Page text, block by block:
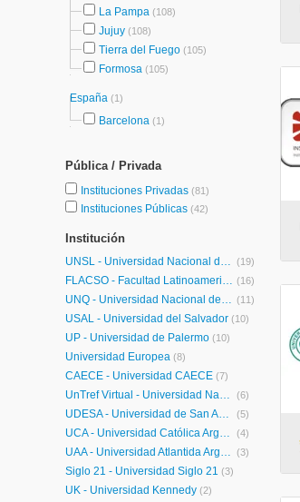
La Pampa (108)
Jujuy (108)
Tierra del Fuego (105)
Formosa (105)
España (1)
Barcelona (1)
Pública / Privada
Instituciones Privadas (81)
Instituciones Públicas (42)
Institución
UNSL - Universidad Nacional de San Luis (19)
FLACSO - Facultad Latinoamericana de Ciencias Sociales (16)
UNQ - Universidad Nacional de Quilmes Posgrados (11)
USAL - Universidad del Salvador (10)
UP - Universidad de Palermo (10)
Universidad Europea (8)
CAECE - Universidad CAECE (7)
UnTref Virtual - Universidad Nacional Tres de Febrero Virtual (6)
UDESA - Universidad de San Andrés (5)
UCA - Universidad Católica Argentina (4)
UAA - Universidad Atlantida Argentina (3)
Siglo 21 - Universidad Siglo 21 (3)
UK - Universidad Kennedy (2)